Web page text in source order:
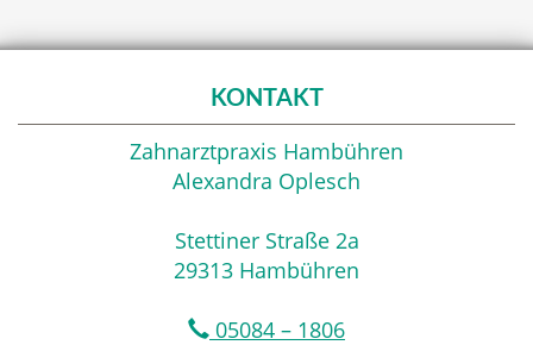
KONTAKT
Zahnarztpraxis Hambühren
Alexandra Oplesch
Stettiner Straße 2a
29313 Hambühren
05084 – 1806